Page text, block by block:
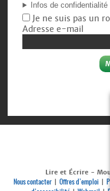
Infos de confidentialité
Je ne suis pas un
Adresse e-mail
Lire et Écrire -
Nous contacter| Offres d’emploi |